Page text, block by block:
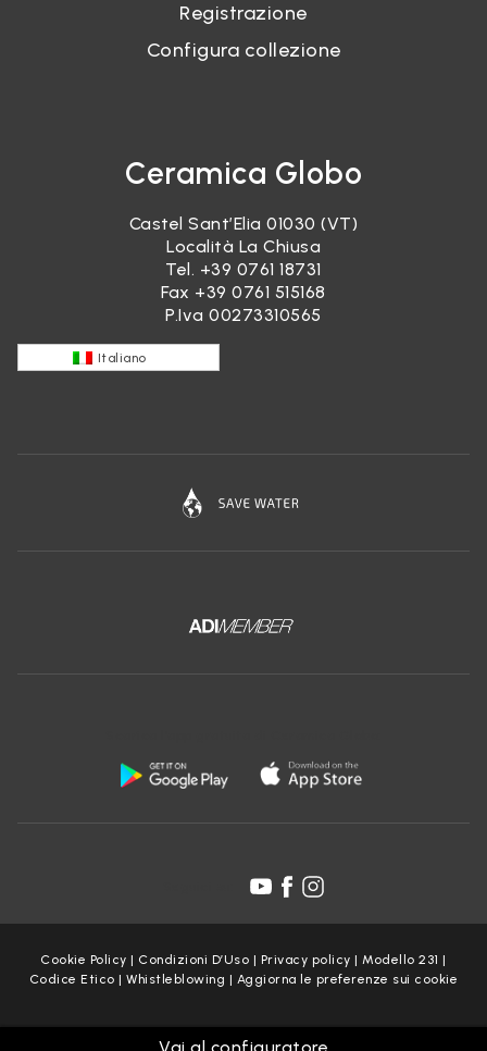
Registrazione
Configura collezione
Ceramica Globo
Castel Sant’Elia 01030 (VT)
Località La Chiusa
Tel. +39 0761 18731
Fax +39 0761 515168
P.Iva 00273310565
Italiano
Cookie Policy | Condizioni D’Uso | Privacy policy |Modello 231 |
Codice Etico |Whistleblowing | Aggiorna le preferenze sui cookie